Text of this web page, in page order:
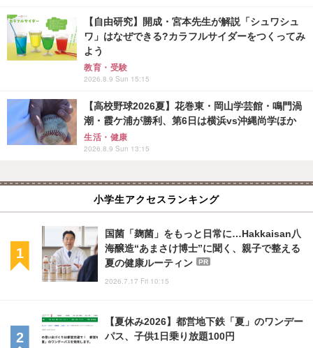
【自由研究】開成・宮本先生が解説「シュワシュ
ワ」はなぜできる?カラフルサイダーをつくってみ
よう
教育・受験
2026.8.9 Sun 15:15
【高校野球2026夏】花巻東・岡山学芸館・鳴門渦
潮・霞ケ浦が勝利、第6日は横浜vs沖縄尚学ほか
生活・健康
2026.8.9 Sun 13:15
小学生アクセスランキング
国菌「麹菌」をもっと日常に…Hakkaisan八
海醸造“あまさけ博士”に聞く、親子で整える
夏の健康ルーティン
PR
2026.7.17 Fri 10:15
【夏休み2026】都営地下鉄「夏」のワンデー
パス、子供1日乗り放題100円